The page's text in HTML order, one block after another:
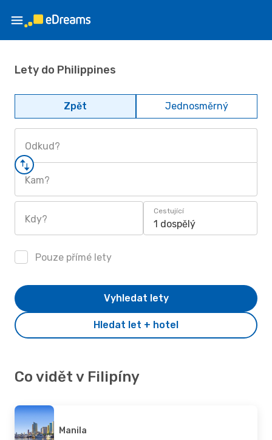
Lety do Philippines
Zpět Jednosměrný
Odkud?
Kam?
Kdy?
Cestující
1 dospělý
Pouze přímé lety
Hledat let + hotel
Vyhledat lety
Co vidět v Filipíny
Manila